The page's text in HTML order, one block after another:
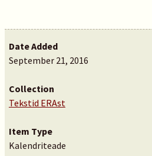
Date Added
September 21, 2016
Collection
Tekstid ERAst
Item Type
Kalendriteade